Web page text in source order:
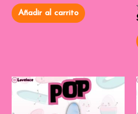
de
5
Añadir al carrito
5